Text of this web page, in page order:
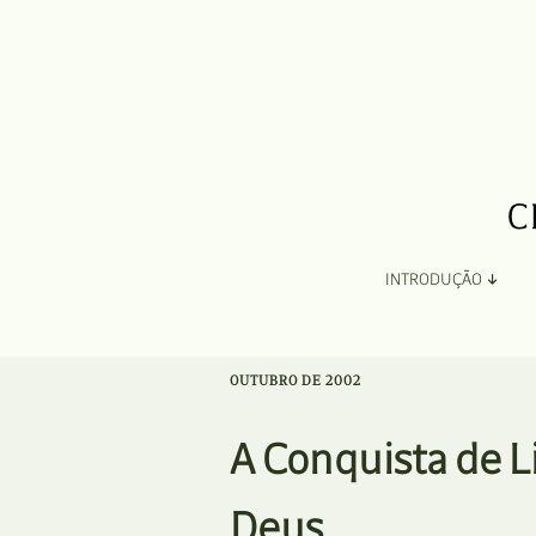
INTRODUÇÃO
Ficha Técnica e Apoios
OUTUBRO DE 2002
A Conquista de